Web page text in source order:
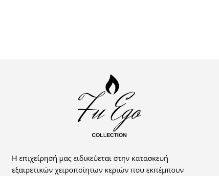
Η επιχείρησή μας ειδικεύεται στην κατασκευή
εξαιρετικών χειροποίητων κεριών που εκπέμπουν